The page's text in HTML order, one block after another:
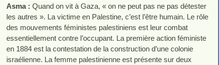
Asma : Quand on vit à Gaza, « on ne peut pas ne pas détester
les autres ». La victime en Palestine, c’est l’être humain. Le rôle
des mouvements féministes palestiniens est leur combat
essentiellement contre l’occupant. La première action féministe
en 1884 est la contestation de la construction d’une colonie
israélienne. La femme palestinienne est présente sur deux